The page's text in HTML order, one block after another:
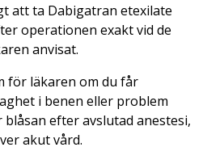
att ta Dabigatran etexilate
operationen exakt vid de
anvisat.
för läkaren om du får
i benen eller problem
efter avslutad anestesi,
akut vård.